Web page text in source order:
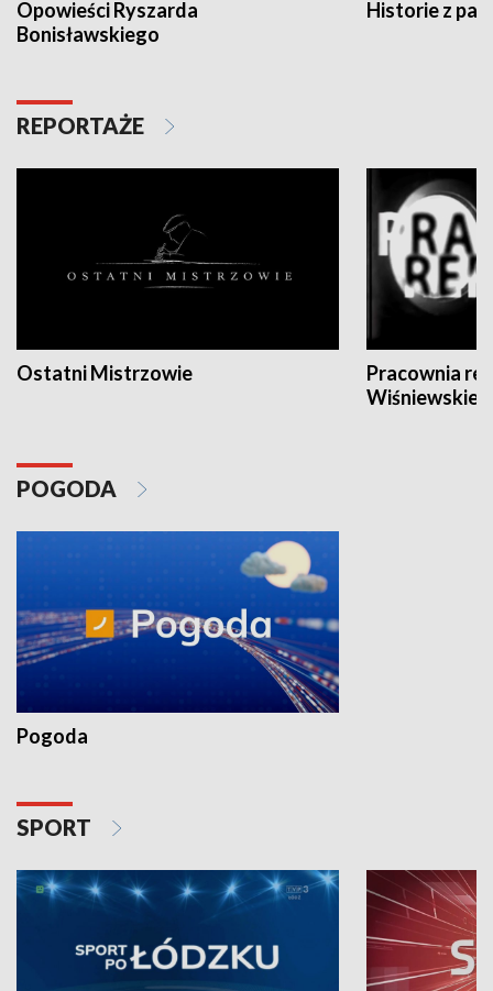
Opowieści Ryszarda
Bonisławskiego
Historie z
REPORTAŻE
Ostatni Mistrzowie
Pracownia
POGODA
Pogoda
SPORT